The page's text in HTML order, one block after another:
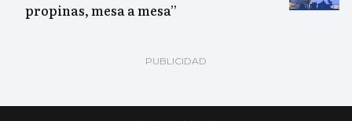
propinas, mesa a mesa”